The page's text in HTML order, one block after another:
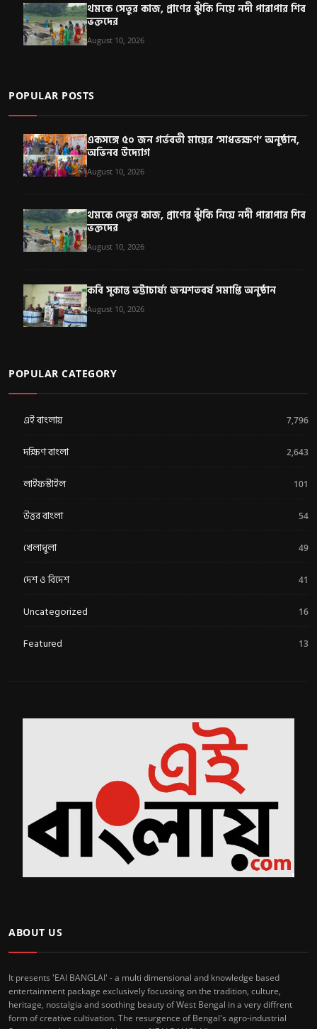
থমকে সেতুর কাজ, প্রাণের ঝুঁকি নিয়ে নদী পারাপার শিব
ভক্তদের
August 10, 2026
POPULAR POSTS
একসঙ্গে ৫০ জন গর্ভবতী মায়ের ‘সাধভক্ষণ’ অনুষ্ঠান,
অভিনব উদ্যোগ
August 10, 2026
থমকে সেতুর কাজ, প্রাণের ঝুঁকি নিয়ে নদী পারাপার শিব
ভক্তদের
August 10, 2026
কবি সুকান্ত ভট্টাচার্য্য জন্মশতবর্ষ সমাপ্তি অনুষ্ঠান
August 10, 2026
POPULAR CATEGORY
এই বাংলায় 7,796
দক্ষিণ বাংলা 2,643
লাইফস্টাইল 101
উত্তর বাংলা 54
খেলাধুলা 49
দেশ ও বিদেশ 41
Uncategorized 16
Featured 13
ABOUT US
It presents 'EAI BANGLAI' - a multi dimensional and knowledge based
entertainment package exclusively focussing on the tradition, culture,
heritage, nostalgia and soothing beauty of West Bengal in a very diffrent
form of creative cultivation. The resurgence of Bengal's agro-industrial